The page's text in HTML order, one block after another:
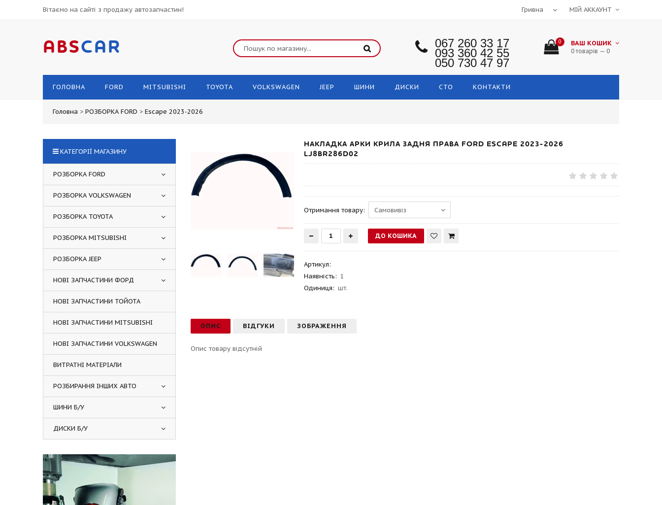
Вітаємо на сайті з продажу автозапчастин! МІЙ АККАУНТ
ABSCAR 067 260 33 17
093 360 42 55
050 730 47 97
0 ВАШ КОШИК
0 товарів — 0
ГОЛОВНА FORD MITSUBISHI TOYOTA VOLKSWAGEN JEEP ШИНИ ДИСКИ СТО КОНТАКТИ
Головна > РОЗБОРКА FORD > Escape 2023-2026
НАКЛАДКА АРКИ КРИЛА ЗАДНЯ ПРАВА FORD ESCAPE 2023-2026
LJ8BR286D02
Отримання товару:
Артикул:
Наявність: 1
Одиниця: шт.
ОПИС ВІДГУКИ ЗОБРАЖЕННЯ
Опис товару відсутній
КАТЕГОРІЇ МАГАЗИНУ
РОЗБОРКА FORD
РОЗБОРКА VOLKSWAGEN
РОЗБОРКА TOYOTA
РОЗБОРКА MITSUBISHI
РОЗБОРКА JEEP
НОВІ ЗАПЧАСТИНИ ФОРД
НОВІ ЗАПЧАСТИНИ ТОЙОТА
НОВІ ЗАПЧАСТИНИ MITSUBISHI
НОВІ ЗАПЧАСТИНИ VOLKSWAGEN
ВИТРАТНІ МАТЕРІАЛИ
РОЗБИРАННЯ ІНШИХ АВТО
ШИНИ Б/У
ДИСКИ Б/У